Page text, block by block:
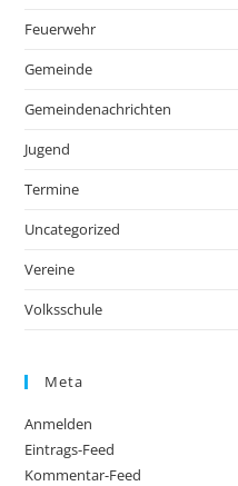
Feuerwehr
Gemeinde
Gemeindenachrichten
Jugend
Termine
Uncategorized
Vereine
Volksschule
Meta
Anmelden
Eintrags-Feed
Kommentar-Feed